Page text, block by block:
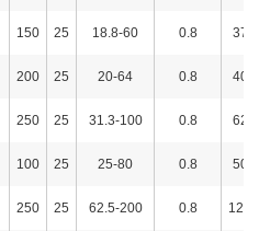
150 25 18.8-60 0.8 375
200 25 20-64 0.8 400
250 25 31.3-100 0.8 625
100 25 25-80 0.8 500
250 25 62.5-200 0.8 1250